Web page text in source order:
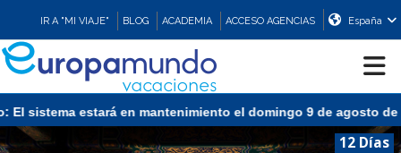
IR A "MI VIAJE" BLOG ACADEMIA ACCESO AGENCIAS España
CRUCEROS
estará en mantenimiento el domingo 9 de agosto de 13:00 a
12 Días